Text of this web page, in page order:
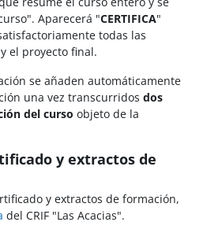
Aparecerá "CERTIFICA"
todas las
el proyecto final.
se añaden automáticamente
una vez transcurridos dos
del curso objeto de la
y extractos de
y extractos de formación,
del CRIF "Las Acacias".